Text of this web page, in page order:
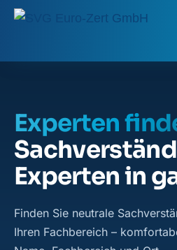
Experten
Experten in
Finden Sie neutrale
Ihren Fachbereich –